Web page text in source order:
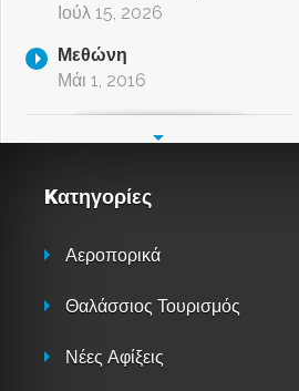
Ιούλ 15, 2026
Μεθώνη
Μάι 1, 2016
Kατηγορίες
Αεροπορικά
Θαλάσσιος Τουρισμός
Νέες Αφίξεις